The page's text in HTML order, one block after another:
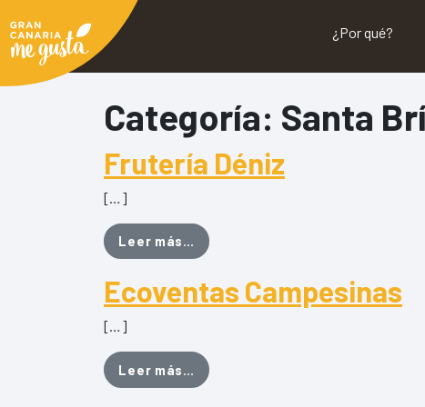
¿Por qué?
Categoría: Santa
Frutería Déniz
[…]
Leer más… from Frutería Déniz
Ecoventas Campesinas
[…]
Leer más… from Ecoventas Campesinas